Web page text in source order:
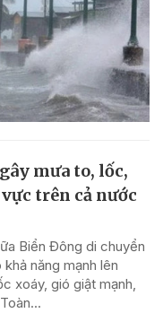
mưa to, lốc,
trên cả nước
Biển Đông di chuyển
năng mạnh lên
xoáy, gió giật mạnh,